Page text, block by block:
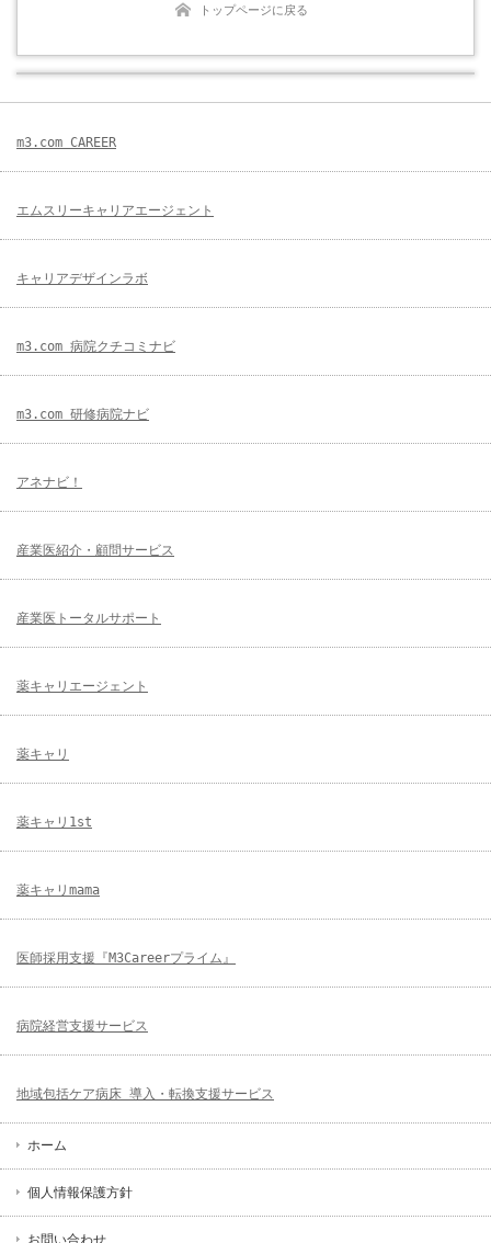
トップページに戻る
m3.com CAREER
エムスリーキャリアエージェント
キャリアデザインラボ
m3.com 病院クチコミナビ
m3.com 研修病院ナビ
アネナビ！
産業医紹介・顧問サービス
産業医トータルサポート
薬キャリエージェント
薬キャリ
薬キャリ1st
薬キャリmama
医師採用支援『M3Careerプライム』
病院経営支援サービス
地域包括ケア病床 導入・転換支援サービス
ホーム
個人情報保護方針
お問い合わせ